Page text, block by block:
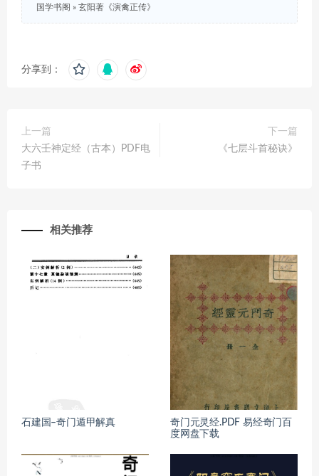
国学书阁 » 玄阳著《演禽正传》
分享到：
上一篇
大六壬神定经（古本）PDF电
子书
下一篇
《七层斗首秘诀》
相关推荐
石建国–奇门遁甲解真
奇门元灵经.PDF 易经奇门百
度网盘下载